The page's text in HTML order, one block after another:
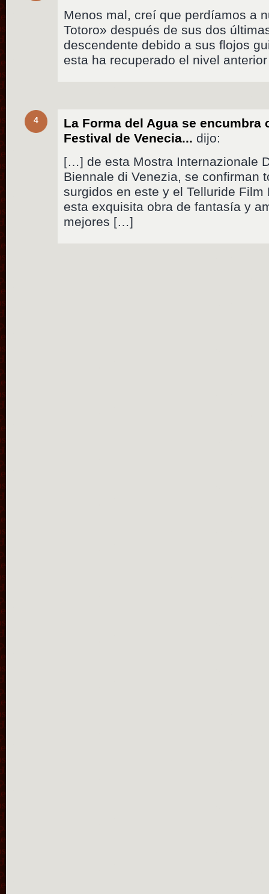
Menos mal, creí que perdíamos a
Totoro» después de sus dos
descendente debido a sus flojos
esta ha recuperado el nivel
4
La Forma del Agua se encumbra
Festival de Venecia... dijo:
[…] de esta Mostra Internazionale
Biennale di Venezia, se confirman
surgidos en este y el Telluride
esta exquisita obra de fantasía y
mejores […]